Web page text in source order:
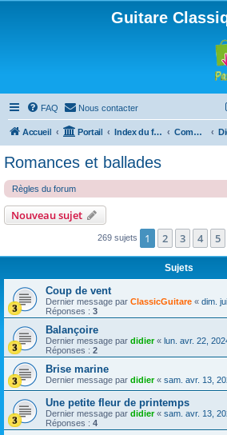
Guitare
FAQ Nous contacter
Accueil Portail Index du forum Compositions
Romances et ballades
Règles du forum
Nouveau sujet
269 sujets 1 2 3 4 5
Sujets
Coup de vent
Dernier message par ClassicGuitare « dim.
Réponses : 3
Balançoire
Dernier message par didier« lun. avr. 22,
Réponses : 2
Brise marine
Dernier message par didier« sam. avr. 13,
Une petite fleur de printemps
Dernier message par didier« sam. avr. 13,
Réponses : 4